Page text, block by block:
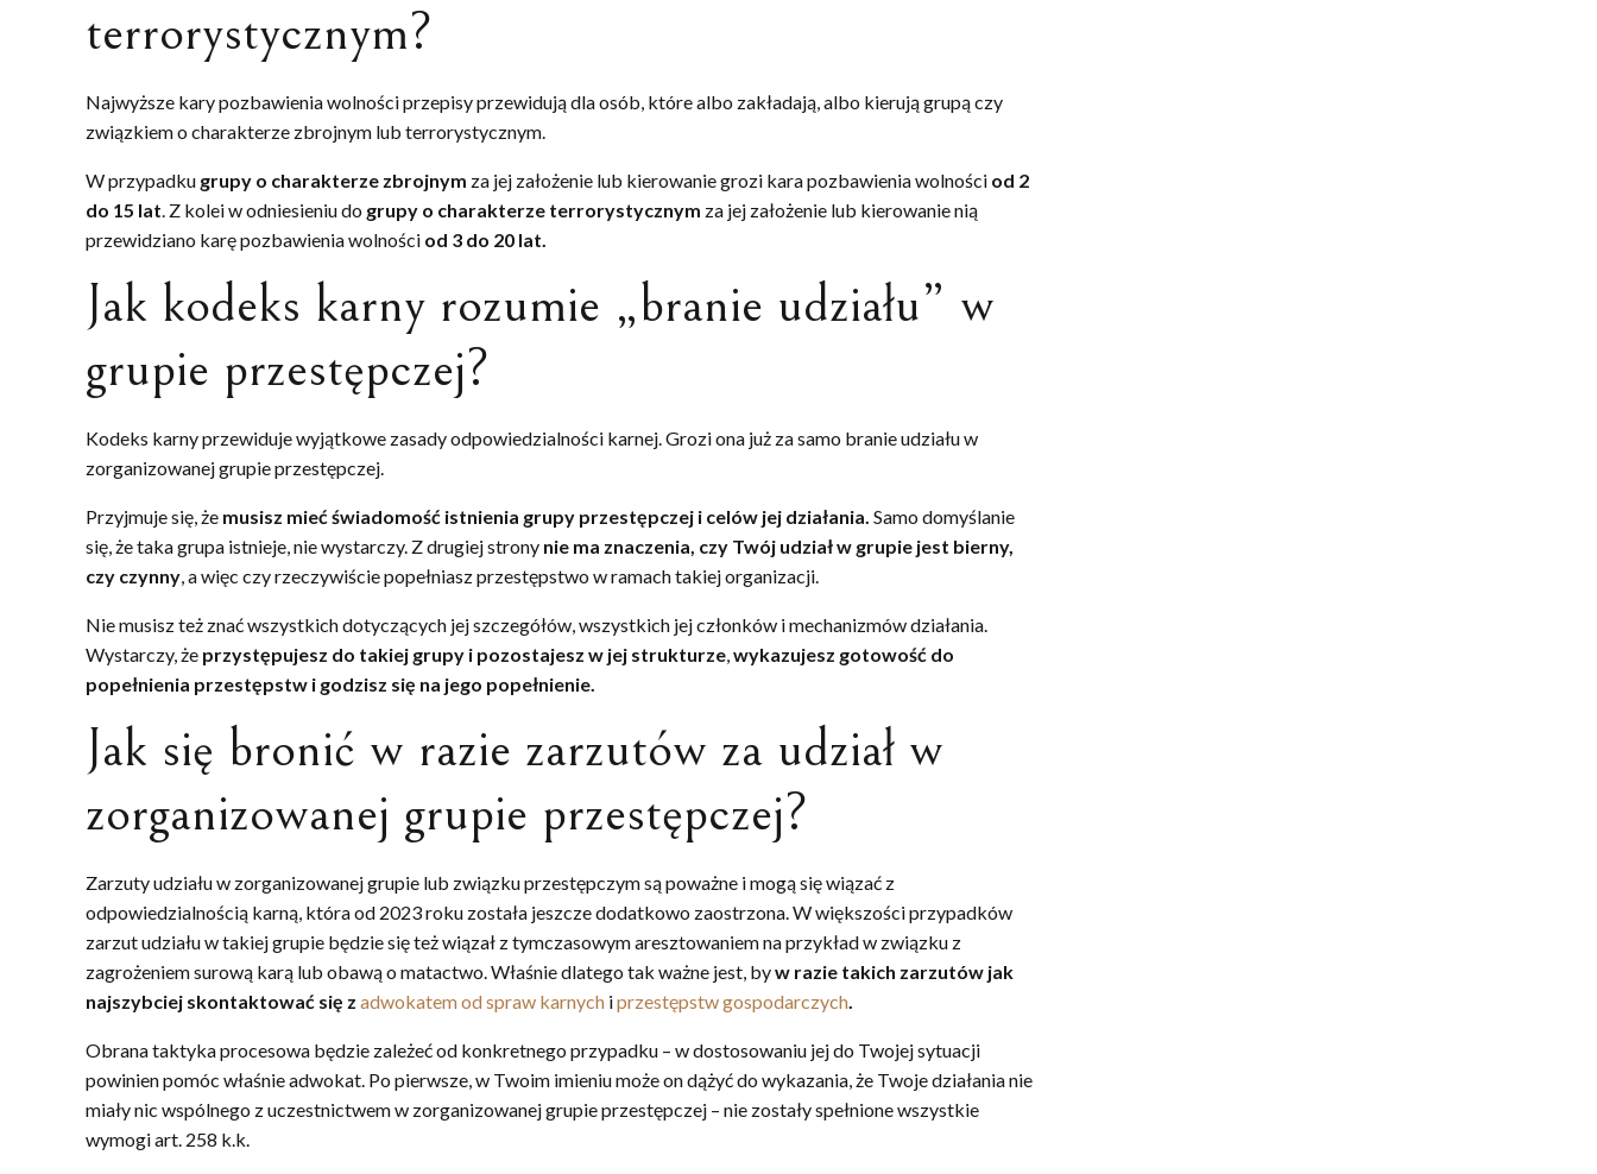
terrorystycznym?
Najwyższe kary pozbawienia wolności przepisy przewidują dla osób, które albo zakładają, albo kierują grupą czy
związkiem o charakterze zbrojnym lub terrorystycznym.
W przypadku grupy o charakterze zbrojnym za jej założenie lub kierowanie grozi kara pozbawienia wolności od 2
do 15 lat. Z kolei w odniesieniu do grupy o charakterze terrorystycznym za jej założenie lub kierowanie nią
przewidziano karę pozbawienia wolności od 3 do 20 lat.
Jak kodeks karny rozumie „branie udziału” w
grupie przestępczej?
Kodeks karny przewiduje wyjątkowe zasady odpowiedzialności karnej. Grozi ona już za samo branie udziału w
zorganizowanej grupie przestępczej.
Przyjmuje się, że musisz mieć świadomość istnienia grupy przestępczej i celów jej działania. Samo domyślanie
się, że taka grupa istnieje, nie wystarczy. Z drugiej strony nie ma znaczenia, czy Twój udział w grupie jest bierny,
czy czynny, a więc czy rzeczywiście popełniasz przestępstwo w ramach takiej organizacji.
Nie musisz też znać wszystkich dotyczących jej szczegółów, wszystkich jej członków i mechanizmów działania.
Wystarczy, że przystępujesz do takiej grupy i pozostajesz w jej strukturze,wykazujesz gotowość do
popełnienia przestępstw i godzisz się na jego popełnienie.
Jak się bronić w razie zarzutów za udział w
zorganizowanej grupie przestępczej?
Zarzuty udziału w zorganizowanej grupie lub związku przestępczym są poważne i mogą się wiązać z
odpowiedzialnością karną, która od 2023 roku została jeszcze dodatkowo zaostrzona. W większości przypadków
zarzut udziału w takiej grupie będzie się też wiązał z tymczasowym aresztowaniem na przykład w związku z
zagrożeniem surową karą lub obawą o matactwo. Właśnie dlatego tak ważne jest, byw razie takich zarzutów jak
najszybciej skontaktować się z adwokatem od spraw karnych iprzestępstw gospodarczych.
Obrana taktyka procesowa będzie zależeć od konkretnego przypadku – w dostosowaniu jej do Twojej sytuacji
powinien pomóc właśnie adwokat. Po pierwsze, w Twoim imieniu może on dążyć do wykazania, że Twoje działania nie
miały nic wspólnego z uczestnictwem w zorganizowanej grupie przestępczej – nie zostały spełnione wszystkie
wymogi art. 258 k.k.